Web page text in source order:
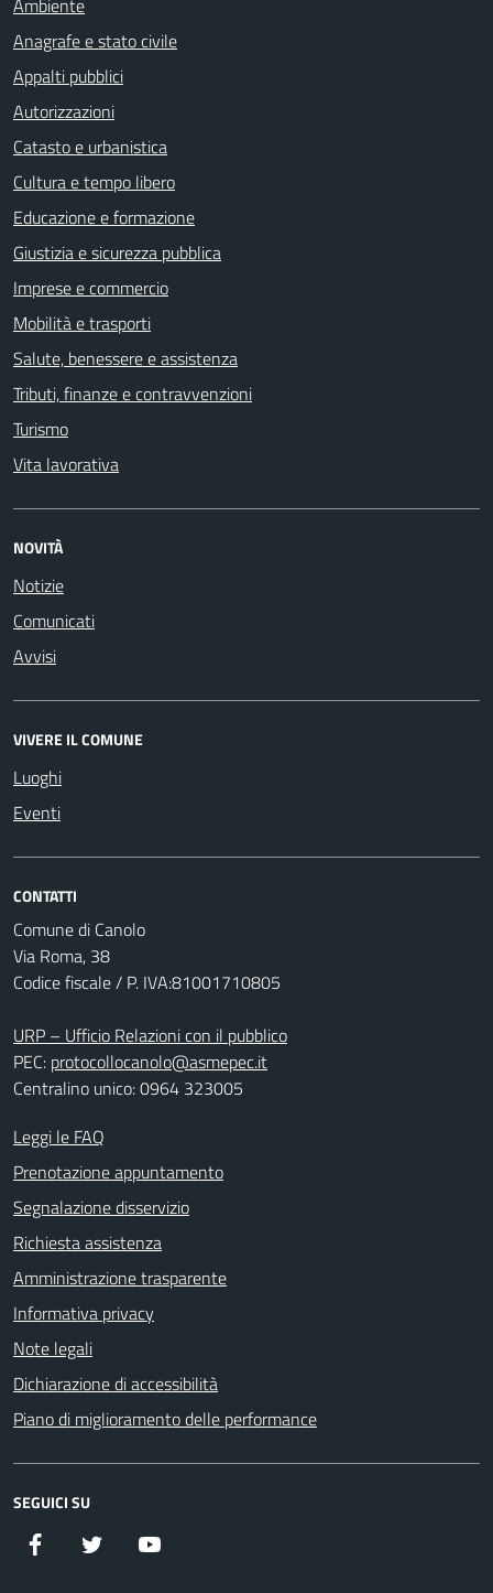
Ambiente
Anagrafe e stato civile
Appalti pubblici
Autorizzazioni
Catasto e urbanistica
Cultura e tempo libero
Educazione e formazione
Giustizia e sicurezza pubblica
Imprese e commercio
Mobilità e trasporti
Salute, benessere e assistenza
Tributi, finanze e contravvenzioni
Turismo
Vita lavorativa
NOVITÀ
Notizie
Comunicati
Avvisi
VIVERE IL COMUNE
Luoghi
Eventi
CONTATTI
Comune di Canolo
Via Roma, 38
Codice fiscale / P. IVA:81001710805
URP – Ufficio Relazioni con il pubblico
PEC: protocollocanolo@asmepec.it
Centralino unico: 0964 323005
Leggi le FAQ
Prenotazione appuntamento
Segnalazione disservizio
Richiesta assistenza
Amministrazione trasparente
Informativa privacy
Note legali
Dichiarazione di accessibilità
Piano di miglioramento delle performance
SEGUICI SU
Facebook Twitter